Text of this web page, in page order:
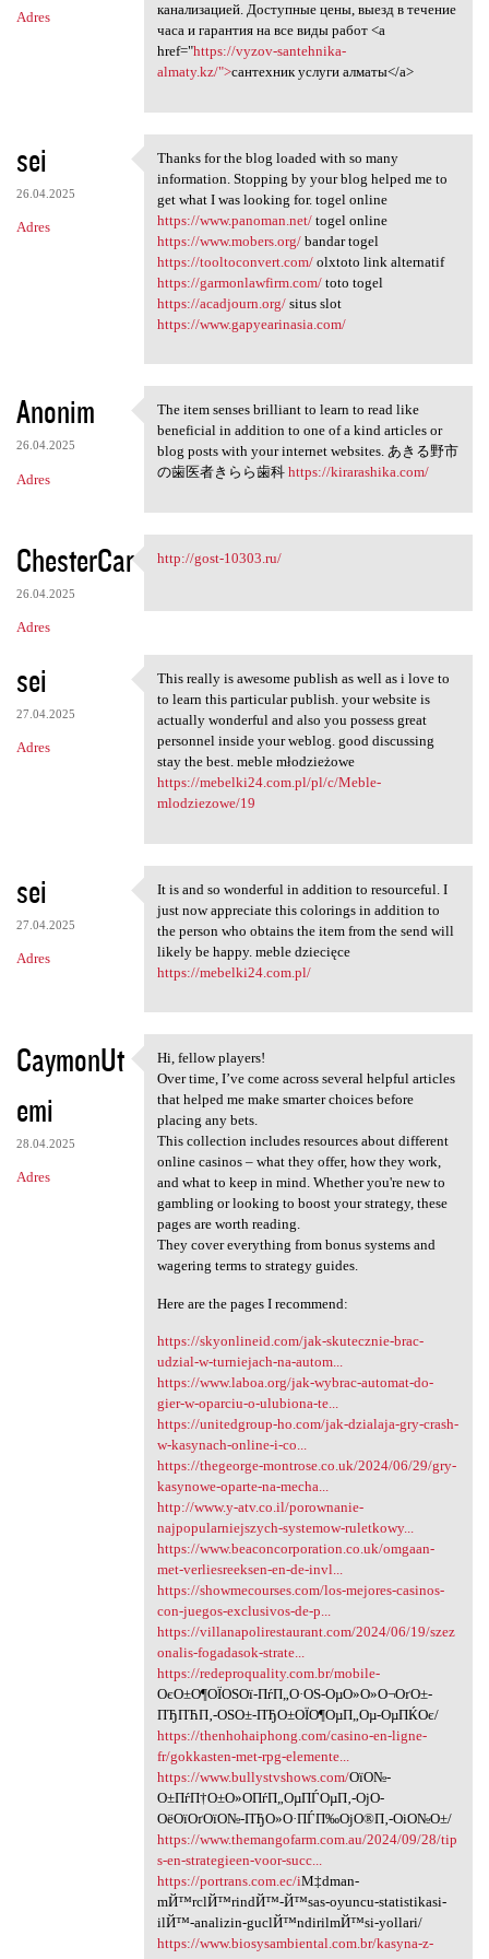
Adres
канализацией. Доступные цены, выезд в течение
часа и гарантия на все виды работ <a
href="https://vyzov-santehnika-
almaty.kz/">сантехник услуги алматы</a>
sei
26.04.2025
Adres
Thanks for the blog loaded
Thanks for the blog loaded with so many
information. Stopping by your blog helped me to
get what I was looking for. togel online
https://www.panoman.net/togel online
https://www.mobers.org/bandar togel
https://tooltoconvert.com/olxtoto link alternatif
https://garmonlawfirm.com/toto togel
https://acadjourn.org/situs slot
https://www.gapyearinasia.com/
Anonim
26.04.2025
Adres
The item senses brilliant to
The item senses brilliant to learn to read like
beneficial in addition to one of a kind articles or
blog posts with your internet websites. あきる野市
の歯医者きらら歯科 https://kirarashika.com/
ChesterCar
26.04.2025
Adres
http://gost-10303.ru/
http://gost-10303.ru/
sei
27.04.2025
Adres
This really is awesome
This really is awesome publish as well as i love to
to learn this particular publish. your website is
actually wonderful and also you possess great
personnel inside your weblog. good discussing
stay the best. meble młodzieżowe
https://mebelki24.com.pl/pl/c/Meble-
mlodziezowe/19
sei
27.04.2025
Adres
It is and so wonderful in
It is and so wonderful in addition to resourceful. I
just now appreciate this colorings in addition to
the person who obtains the item from the send will
likely be happy. meble dziecięce
https://mebelki24.com.pl/
CaymonUt
emi
28.04.2025
Adres
Hi, fellow players!
Hi, fellow players!
Over time, I’ve come across several helpful articles
that helped me make smarter choices before
placing any bets.
This collection includes resources about different
online casinos – what they offer, how they work,
and what to keep in mind. Whether you're new to
gambling or looking to boost your strategy, these
pages are worth reading.
They cover everything from bonus systems and
wagering terms to strategy guides.
Here are the pages I recommend:
https://skyonlineid.com/jak-skutecznie-brac-
udzial-w-turniejach-na-autom...
https://www.laboa.org/jak-wybrac-automat-do-
gier-w-oparciu-o-ulubiona-te...
https://unitedgroup-ho.com/jak-dzialaja-gry-crash-
w-kasynach-online-i-co...
https://thegeorge-montrose.co.uk/2024/06/29/gry-
kasynowe-oparte-na-mecha...
http://www.y-atv.co.il/porownanie-
najpopularniejszych-systemow-ruletkowy...
https://www.beaconcorporation.co.uk/omgaan-
met-verliesreeksen-en-de-invl...
https://showmecourses.com/los-mejores-casinos-
con-juegos-exclusivos-de-p...
https://villanapolirestaurant.com/2024/06/19/szez
onalis-fogadasok-strate...
https://redeproquality.com.br/mobile-
ОєО±О¶ОЇОЅОї-ПѓП„О·ОЅ-ОµО»О»О¬ОґО±-
ПЂПЋП‚-ОЅО±-ПЂО±ОЇО¶ОµП„Оµ-ОµПЌОє/
https://thenhohaiphong.com/casino-en-ligne-
fr/gokkasten-met-rpg-elemente...
https://www.bullystvshows.com/ОїО№-
О±ПѓП†О±О»О­ПѓП„ОµПЃОµП‚-ОјО­
ОёОїОґОїО№-ПЂО»О·ПЃП‰ОјО®П‚-ОіО№О±/
https://www.themangofarm.com.au/2024/09/28/tip
s-en-strategieen-voor-succ...
https://portrans.com.ec/iМ‡dman-
mЙ™rclЙ™rindЙ™-Й™sas-oyuncu-statistikasi-
ilЙ™-analizin-guclЙ™ndirilmЙ™si-yollari/
https://www.biosysambiental.com.br/kasyna-z-